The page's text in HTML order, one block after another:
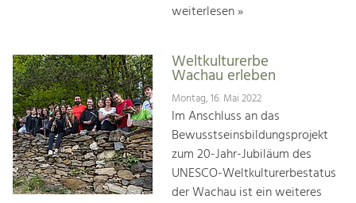
weiterlesen »
Weltkulturerbe
Wachau erleben
Montag, 16. Mai 2022
Im Anschluss an das
Bewusstseinsbildungsprojekt
zum 20-Jahr-Jubiläum des
UNESCO-Weltkulturerbestatus
der Wachau ist ein weiteres